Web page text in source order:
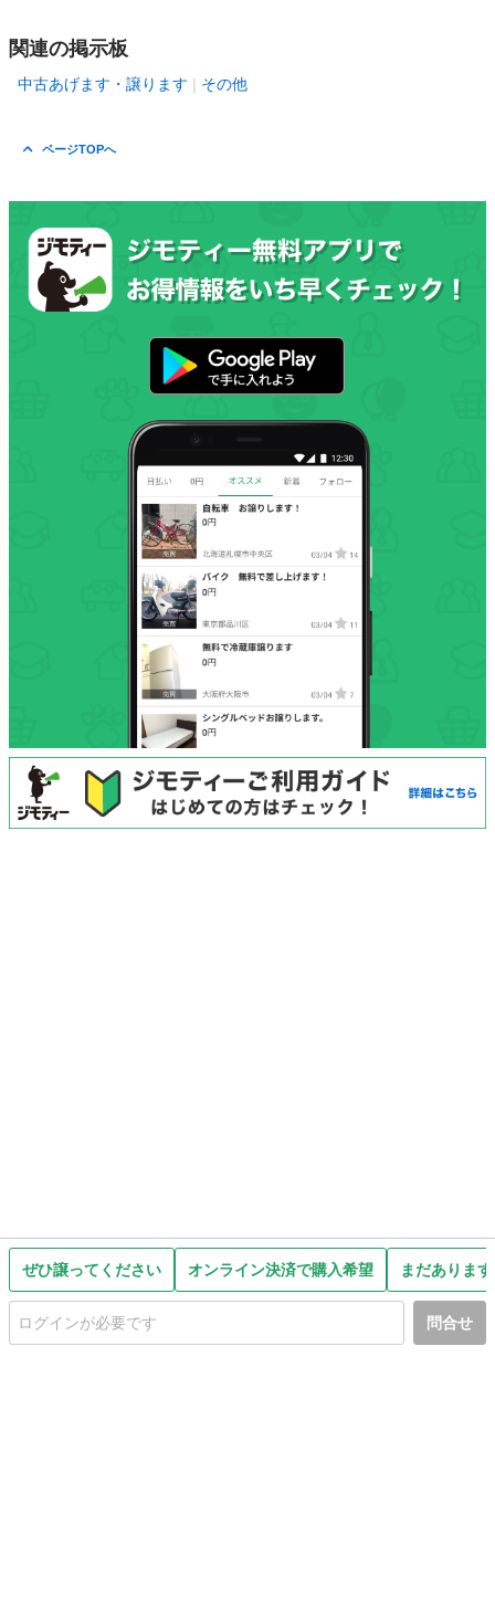
ぜひ譲ってください オンライン決済で購入希望 まだありま
問合せ
関連の掲示板
中古あげます・譲ります その他
ページTOPへ